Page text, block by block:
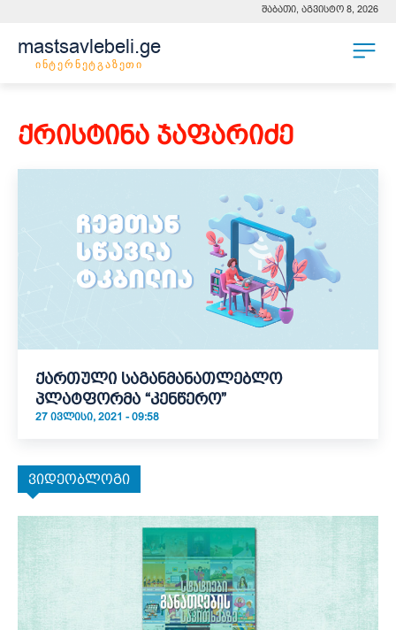
შაბათი, აგვისტო 8, 2026
mastsavlebeli.ge
ინტერნეტგაზეთი
ქრისტინა ჯაფარიძე
ქართული საგანმანათლებლო
პლატფორმა “კენწერო”
27 ᲘᲕᲚᲘᲡᲘ, 2021 - 09:58
ვიდეობლოგი